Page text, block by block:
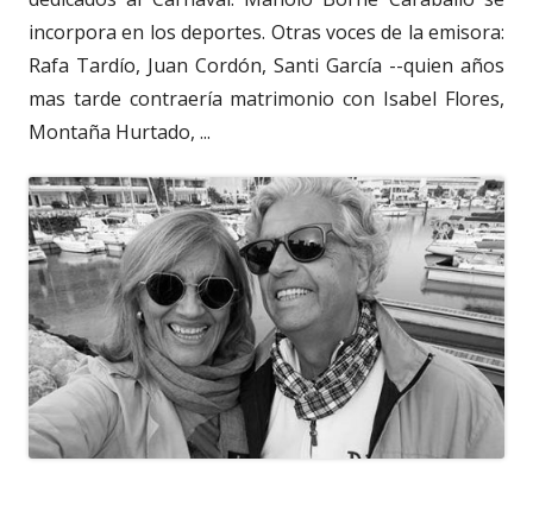
incorpora en los deportes. Otras voces de la emisora:
Rafa Tardío, Juan Cordón, Santi García --quien años
mas tarde contraería matrimonio con Isabel Flores,
Montaña Hurtado, ...